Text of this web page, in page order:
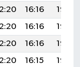
16:16
19:38
16:16
19:37
16:16
19:37
16:15
19:35